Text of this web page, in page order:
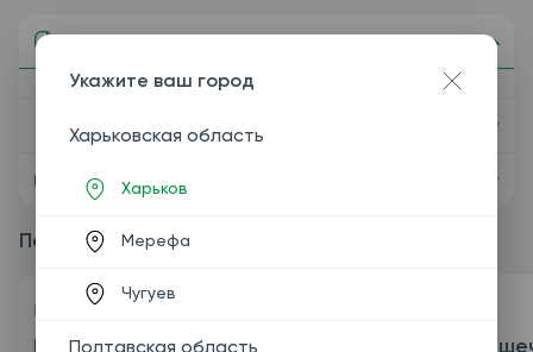
Описание
Показания
Подготовка
Пакетные предложения
Код 1070
Пакет №124 "С-
Пакет №118
Укажите ваш город
Харьковская область
Харьков
Мерефа
Чугуев
Полтавская область